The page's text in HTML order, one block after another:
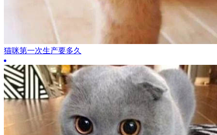
猫咪第一次生产要多久